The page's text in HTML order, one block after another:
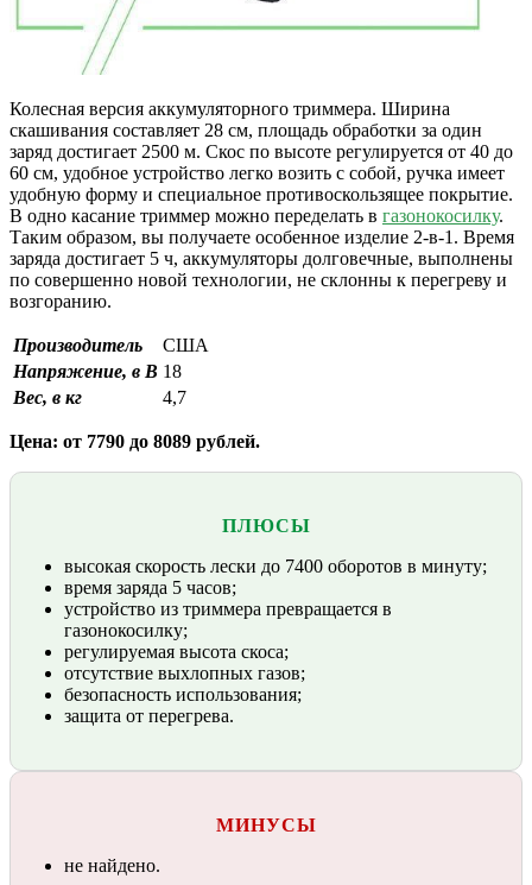
Колесная версия аккумуляторного триммера. Ширина
скашивания составляет 28 см, площадь обработки за один
заряд достигает 2500 м. Скос по высоте регулируется от 40 до
60 см, удобное устройство легко возить с собой, ручка имеет
удобную форму и специальное противоскользящее покрытие.
В одно касание триммер можно переделать в газонокосилку.
Таким образом, вы получаете особенное изделие 2-в-1. Время
заряда достигает 5 ч, аккумуляторы долговечные, выполнены
по совершенно новой технологии, не склонны к перегреву и
возгоранию.
Производитель
США
Напряжение, в В 18
Вес, в кг
4,7
Цена: от 7790 до 8089 рублей.
ПЛЮСЫ
высокая скорость лески до 7400 оборотов в минуту;
время заряда 5 часов;
устройство из триммера превращается в
газонокосилку;
регулируемая высота скоса;
отсутствие выхлопных газов;
безопасность использования;
защита от перегрева.
МИНУСЫ
не найдено.